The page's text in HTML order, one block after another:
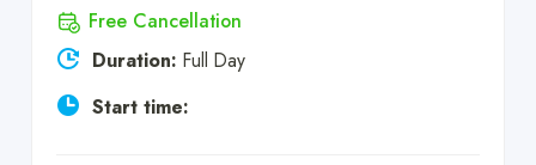
Free Cancellation
Duration: Full Day
Start time: